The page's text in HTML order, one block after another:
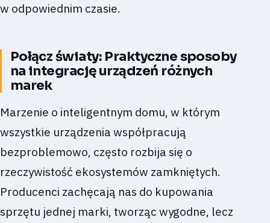
w odpowiednim czasie.
Połącz światy: Praktyczne sposoby
na integrację urządzeń różnych
marek
Marzenie o inteligentnym domu, w którym
wszystkie urządzenia współpracują
bezproblemowo, często rozbija się o
rzeczywistość ekosystemów zamkniętych.
Producenci zachęcają nas do kupowania
sprzętu jednej marki, tworząc wygodne, lecz